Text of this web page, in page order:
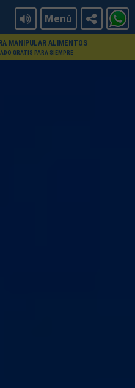
Menú
MANIPULAR ALIMENTOS
GRATIS PARA SIEMPRE